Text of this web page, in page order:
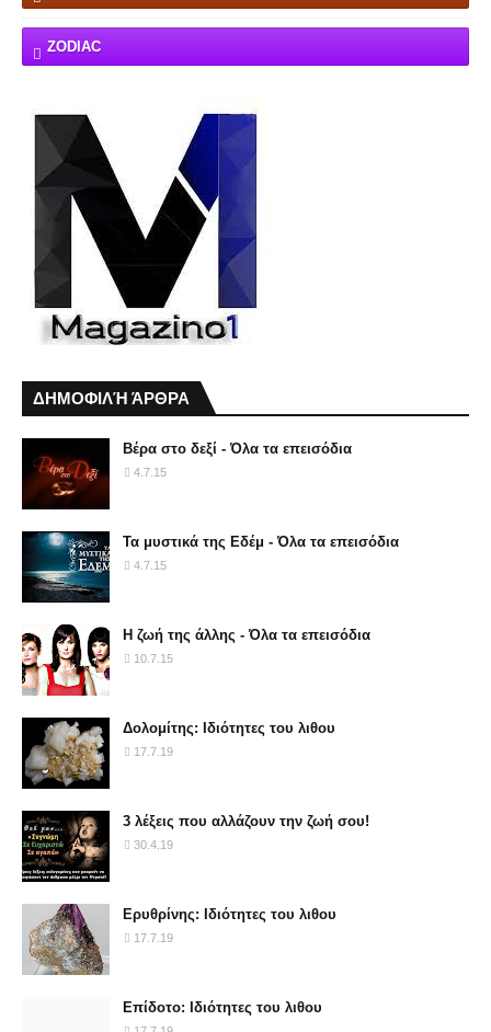
ZODIAC
ΔΗΜΟΦΙΛΉ ΆΡΘΡΑ
Βέρα στο δεξί - Όλα τα επεισόδια
4.7.15
Τα μυστικά της Εδέμ - Όλα τα επεισόδια
4.7.15
Η ζωή της άλλης - Όλα τα επεισόδια
10.7.15
Δολομίτης: Ιδιότητες του λιθου
17.7.19
3 λέξεις που αλλάζουν την ζωή σου!
30.4.19
Ερυθρίνης: Ιδιότητες του λιθου
17.7.19
Επίδοτο: Ιδιότητες του λιθου